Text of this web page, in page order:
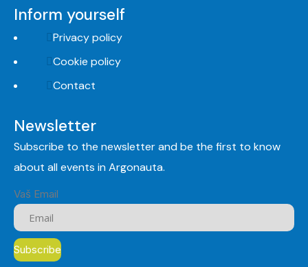
Inform yourself
Privacy policy
Cookie policy
Contact
Newsletter
Subscribe to the newsletter and be the first to know
about all events in Argonauta.
Vaš Email